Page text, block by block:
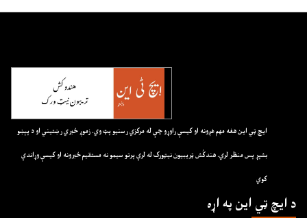
ايچ ټي اين هغه مهم غږونه او کيسې راوړو چې له مرکزي رسنيو پټ وي. زموږ خبري رښتيني او د پېښو
بشپړ پس منظر لري. هندکُش ټريبيون نيټورک له لرې پرتو سيمو نه مستقيم خبرونه او کيسې وړاندې
کوي
د ايچ ټي اين په اړه